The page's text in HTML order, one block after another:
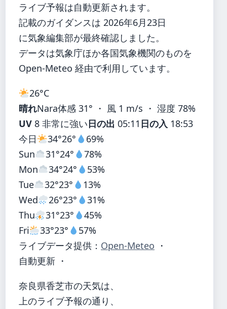
ライブ予報は自動更新されます。
記載のガイダンスは 2026年6月23日
に気象編集部が最終確認しました。
データは気象庁ほか各国気象機関のものを
Open-Meteo 経由で利用しています。
26°C
晴れNara体感 31° ・ 風 1 m/s ・ 湿度 78%
UV 8 非常に強い日の出 05:11 日の入 18:53
今日
34°26°
69%
Sun
31°24°
78%
Mon
34°24°
53%
Tue
32°23°
13%
Wed
26°23°
31%
Thu
31°23°
45%
Fri
33°23°
57%
ライブデータ提供： Open-Meteo ・
自動更新 ・
奈良県香芝市の天気は、
上のライブ予報の通り、